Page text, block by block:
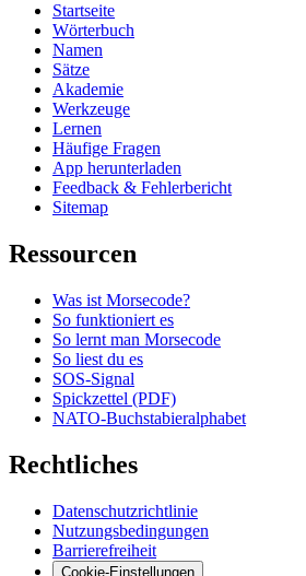
Startseite
Wörterbuch
Namen
Sätze
Akademie
Werkzeuge
Lernen
Häufige Fragen
App herunterladen
Feedback & Fehlerbericht
Sitemap
Ressourcen
Was ist Morsecode?
So funktioniert es
So lernt man Morsecode
So liest du es
SOS-Signal
Spickzettel (PDF)
NATO-Buchstabieralphabet
Rechtliches
Datenschutzrichtlinie
Nutzungsbedingungen
Barrierefreiheit
Cookie-Einstellungen